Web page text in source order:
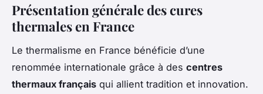
Présentation générale des cures
thermales en France
Le thermalisme en France bénéficie d’une
renommée internationale grâce à des centres
thermaux français qui allient tradition et innovation.